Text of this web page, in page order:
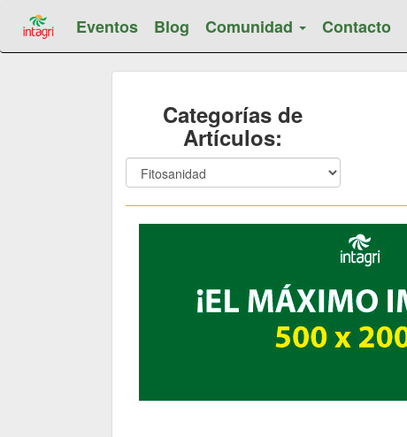
Eventos Blog Comunidad Contacto
Categorías de
Artículos: